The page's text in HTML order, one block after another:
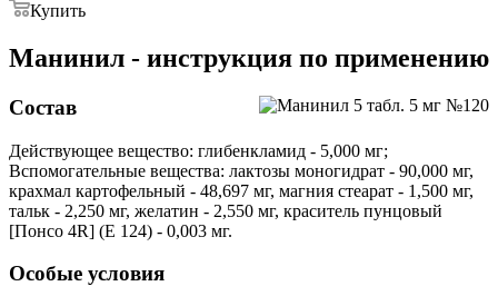
Купить
Манинил - инструкция по применению
Состав
Действующее вещество: глибенкламид - 5,000 мг;
Вспомогательные вещества: лактозы моногидрат - 90,000 мг,
крахмал картофельный - 48,697 мг, магния стеарат - 1,500 мг,
тальк - 2,250 мг, желатин - 2,550 мг, краситель пунцовый
[Понсо 4R] (Е 124) - 0,003 мг.
Особые условия